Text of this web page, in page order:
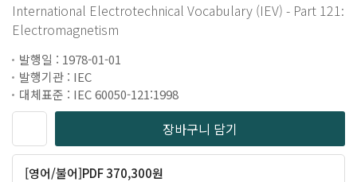
International Electrotechnical Vocabulary (IEV) - Part 121:
Electromagnetism
발행일 : 1978-01-01
발행기관 : IEC
대체표준 : IEC 60050-121:1998
장바구니 담기
[영어/불어]PDF 370,300원